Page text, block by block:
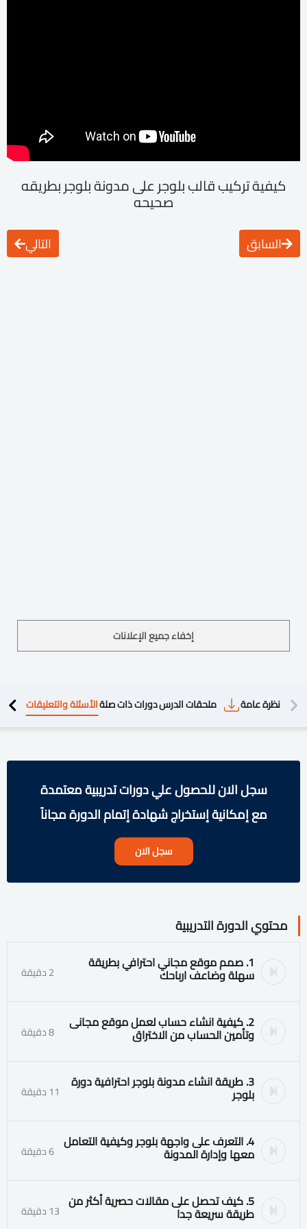
كيفية تركيب قالب بلوجر على مدونة بلوجر بطريقه
صحيحه
السابق التالي
إخفاء جميع الإعلانات
نظرة عامة ملحقات الدرسدورات ذات صلةالأسئلة والتعليقات
سجل الان للحصول علي دورات تدريبية معتمدة
مع إمكانية إستخراج شهادة إتمام الدورة مجاناً
سجل الان
محتوي الدورة التدريبية
1. صمم موقع مجاني احترافي بطريقة
سهلة وضاعف ارباحك 2 دقيقة
2. كيفية انشاء حساب لعمل موقع مجانى
وتأمين الحساب من الاختراق 8 دقيقة
3. طريقة انشاء مدونة بلوجر احترافية دورة
بلوجر 11 دقيقة
4. التعرف على واجهة بلوجر وكيفية التعامل
معها وإدارة المدونة 6 دقيقة
5. كيف تحصل على مقالات حصرية أكثر من
طريقة سريعة جدا 13 دقيقة